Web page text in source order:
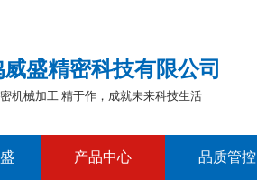
盛精密科技有限公司
机械加工 精于作，成就未来科技生活
产品中心 品质管控